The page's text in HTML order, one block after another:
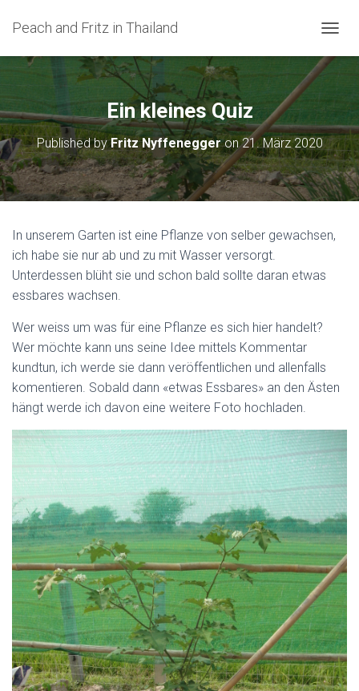
Peach and Fritz in Thailand
A
T
I
O
N
U
C
Ein kleines Quiz
Published byFritz Nyffeneggeron21. März 2020
In unserem Garten ist eine Pflanze von selber gewachsen,
ich habe sie nur ab und zu mit Wasser versorgt.
Unterdessen blüht sie und schon bald sollte daran etwas
essbares wachsen.
Wer weiss um was für eine Pflanze es sich hier handelt?
Wer möchte kann uns seine Idee mittels Kommentar
kundtun, ich werde sie dann veröffentlichen und allenfalls
komentieren. Sobald dann «etwas Essbares» an den Ästen
hängt werde ich davon eine weitere Foto hochladen.